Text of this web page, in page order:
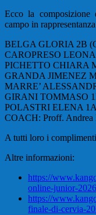
Ecco la composizione
campo in
BELGA GLORIA 2B
CAROPRESO
PICHETTO CHIARA
GRANDA JIMENEZ
MARRE’
GIRANI TOMMASO
POLASTRI ELENA 1A
COACH: Proff. Andrea
A tutti loro i
Altre informazioni:
https://
online-junior-2026
https://
finale-di-cervia-